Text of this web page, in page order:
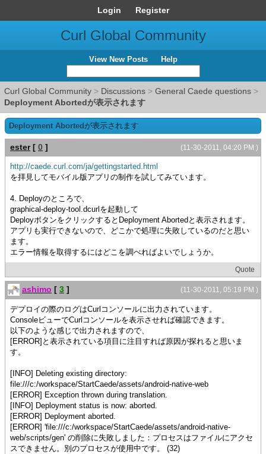
Login Register
Curl Global Community
View New Posts Help
Curl Global Community > Discussions > General Caede questions >
Deployment Abortedが表示されます
Deployment Abortedが表示されます
(11-30-2011, 04:20 PM )
ester [ 0 ]
http://caede.curl.com/ja/gettingstarted.html
を拝見してモバイル版アプリの制作を試してみています。
4. Deployのところで、
graphical-deploy-tool.dcurlを起動して
DeployボタンをクリックするとDeployment Abortedと表示されます。
アプリも実行できないので、どこかで処理に失敗しているのだと思い
ます。
エラー情報を取得するにはどこを調べればよいでしょうか。
Quote
(11-30-2011, 05:19 PM )
ashimo [ 3 ]
デプロイの際のログはCurlコンソールに出力されています。
ConsoleビューでCurlコンソールを表示させれば確認できます。
以下のような感じで出力されますので、
[ERROR]と表示されている項目に注目すれば原因が探れると思いま
す。
[INFO] Deleting existing directory:
file:///c:/workspace/StartCaede/assets/android-native-web
[ERROR] Exception thrown during translation.
[INFO] Deployment status is now: aborted.
[ERROR] Deployment aborted.
[ERROR] 'file:///c:/workspace/StartCaede/assets/android-native-
web/scripts/gen' の削除に失敗しました：プロセスはファイルにアクセ
スできません。別のプロセスが使用中です。 (32)